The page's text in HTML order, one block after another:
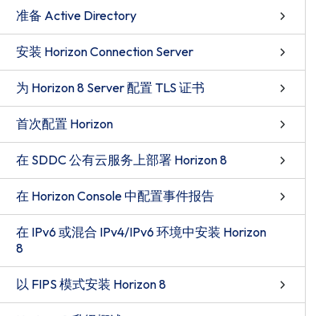
准备 Active Directory
安装 Horizon Connection Server
为 Horizon 8 Server 配置 TLS 证书
首次配置 Horizon
在 SDDC 公有云服务上部署 Horizon 8
在 Horizon Console 中配置事件报告
在 IPv6 或混合 IPv4/IPv6 环境中安装 Horizon
8
以 FIPS 模式安装 Horizon 8